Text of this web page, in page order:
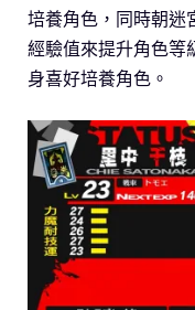
培養角色，同時朝迷
經驗值來提升角色等
身喜好培養角色。